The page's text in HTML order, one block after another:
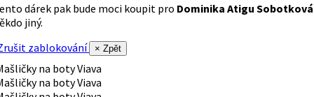
dárek pak bude moci koupit pro Dominika Atigu Sobotková
jiný.
zablokování
× Zpět